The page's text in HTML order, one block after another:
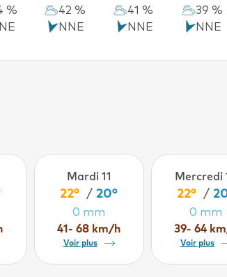
%
42 %
NNE
41 %
NNE
39 %
NNE
Mardi 11
22° /20°
0 mm
41- 68 km/h
Voir plus
Mercredi
22° /
0 mm
39- 64
Voir plus